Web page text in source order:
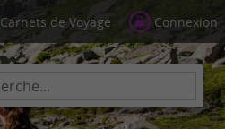
Carnets de Voyage Connexion